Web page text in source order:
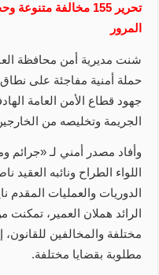
المرور
شنت مديرية أمن محافظة
حملة أمنية مفاجئة على
جهود قطاع الأمن العامة
الجريمة وتخليصه من
وأفاد مصدر أمني لـ «جرائم
اللواء الطراح ونائبه العقيد
الدوريات والعمليات
الرائد هملان العمير،
مختلفة والمخالفين
مطلوبة بقضايا مختلفة.